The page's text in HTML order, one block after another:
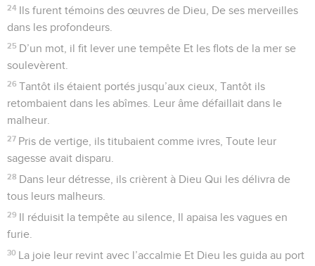
des fruits en abondance.
38 Dieu les bénit et ils se multiplient Et leur bétail jamais ne
dépérit.
39 D’autres sont décimés et humiliés Sous le poids du
malheur et du chagrin.
40 Dieu répand le mépris sur les puissants, Les fait errer dans
un désert sans route.
41 C’est aussi lui qui relève le pauvre De la misère et qui rend
les familles (Fécondes) comme le menu bétail.
42 Les hommes droits le voient et sont heureux, Mais
l’injustice est réduite au silence.
43 Que le sage ait donc égard à ces choses Et qu’il
comprenne l’amour du Seigneur.
Contenus Versions Commentaires Strong Dictionnaire